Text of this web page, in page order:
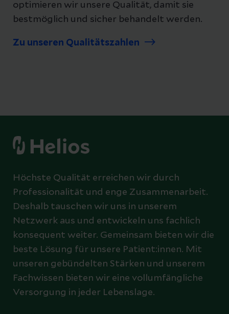
optimieren wir unsere Qualität, damit sie
bestmöglich und sicher behandelt werden.
Zu unseren Qualitätszahlen
Höchste Qualität erreichen wir durch
Professionalität und enge Zusammenarbeit.
Deshalb tauschen wir uns in unserem
Netzwerk aus und entwickeln uns fachlich
konsequent weiter. Gemeinsam bieten wir die
beste Lösung für unsere Patient:innen. Mit
unseren gebündelten Stärken und unserem
Fachwissen bieten wir eine vollumfängliche
Versorgung in jeder Lebenslage.